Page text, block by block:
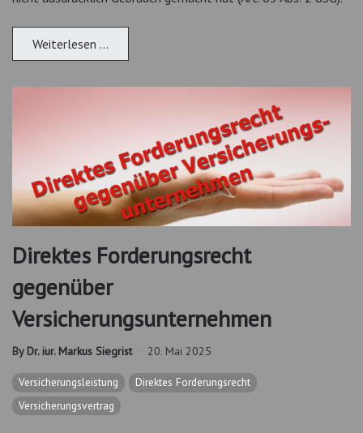
Weiterlesen …
Direktes Forderungsrecht
gegenüber
Versicherungsunternehmen
By Dr. iur. Markus Siegrist 20. Mai 2025
Versicherungsleistung
Direktes Forderungsrecht
Versicherungsvertrag